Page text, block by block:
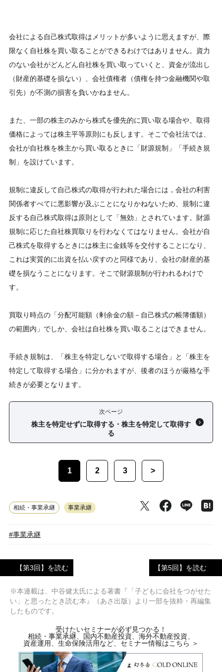
会社による自己株式取得はメリットが多いように思えますが、際
限なく自社株を買い取ることができるわけではありません。資力
のない会社がどんどん自社株を買い取っていくと、資金が流出し
（財産的基礎を損ない）、会社債権者（債権を持つ金融機関や取
引先）が不測の損害を負いかねません。
また、一部の株主のみから株式を優先的に買い取る場合や、取得
価格によっては株主平等原則にも反します。そこで会社法では、
会社が自社株を株主から買い取るときに「財源規制」「手続き規
制」を設けています。
規制に違反して自己株式の取得が行われた場合には，会社の利害
関係者すべてに悪影響が及ぶことになりかねないため、規制に違
反する自己株式取得は原則として「無効」とされています。財源
規制に応じた自社株買取りを行わなくてはなりません。会社が自
己株式を取得するときには株主に金銭等を交付することになり、
これは実質的に出資を払い戻すのと同様であり、会社の財産的基
礎を損なうことになります。そこで財源規制が行われるわけで
す。
買取り時点の「分配可能額（剰余金の額－自己株式の帳簿価額）
の範囲内」でしか、会社は自社株を買い取ることはできません。
手続き規制は、「株主を特定しないで取得する場合」と「株主を
特定して取得する場合」に分かれますが、後者のほうが厳格な手
続きが必要となります。
次ページ
株主を特定せずに取得する・株主を特定して取得す
る
1 2 3 >
相続・事業承継 事業承継
#事業承継
【第3回】を読む 【第5回】を読む
※本連載は、中谷健太氏による著書『「子どもに会社をつがせた
い」と思ったとき読む本』（あさ出版）より一部を抜粋・再編集
したものです。
受けたいセミナーが必ず見つかる！
相続・事業承継、国内不動産投資、海外不動産投資、
資産運用、生命保険活用など、セミナー情報はこちら ＞